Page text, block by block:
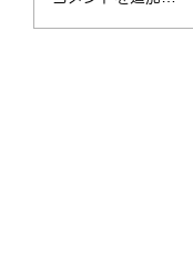
21:00 フリ